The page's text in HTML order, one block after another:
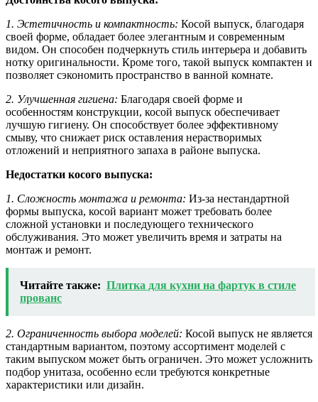
1. Эстетичность и компактность: Косой выпуск, благодаря
своей форме, обладает более элегантным и современным
видом. Он способен подчеркнуть стиль интерьера и добавить
нотку оригинальности. Кроме того, такой выпуск компактен и
позволяет сэкономить пространство в ванной комнате.
2. Улучшенная гигиена: Благодаря своей форме и
особенностям конструкции, косой выпуск обеспечивает
лучшую гигиену. Он способствует более эффективному
смыву, что снижает риск оставления нерастворимых
отложений и неприятного запаха в районе выпуска.
Недостатки косого выпуска:
1. Сложность монтажа и ремонта: Из-за нестандартной
формы выпуска, косой вариант может требовать более
сложной установки и последующего технического
обслуживания. Это может увеличить время и затраты на
монтаж и ремонт.
Читайте также: Плитка для кухни на фартук в стиле
прованс
2. Ограниченность выбора моделей: Косой выпуск не является
стандартным вариантом, поэтому ассортимент моделей с
таким выпуском может быть ограничен. Это может усложнить
подбор унитаза, особенно если требуются конкретные
характеристики или дизайн.